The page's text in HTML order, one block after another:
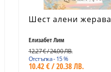
Шест алени жерава
Елизабет Лим
12.27 € / 24.00 ЛВ.
Отстъпка - 15 %
10.42 € / 20.38 ЛВ.